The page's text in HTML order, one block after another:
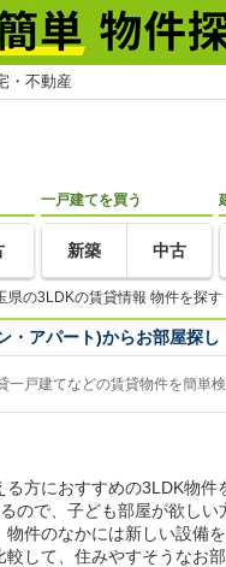
・不動産
一戸建てを買う
新築 中古
県の3LDKの賃貸情報 物件を探す
・アパート)からお部屋探し
戸建てなどの賃貸物件を簡単
方におすすめの3LDK物件
ので、子ども部屋が欲しい
件のなかには新しい設備
して、住みやすそうなお